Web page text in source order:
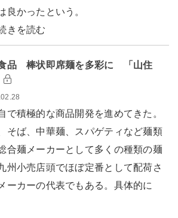
良かったという。
きを読む
品 棒状即席麺を多彩に 「山住
積極的な商品開発を進めてきた。
そば、中華麺、スパゲティなど麺類
合麺メーカーとして多くの種類の麺
州小売店頭でほぼ定番として配荷さ
ーカーの代表でもある。具体的に